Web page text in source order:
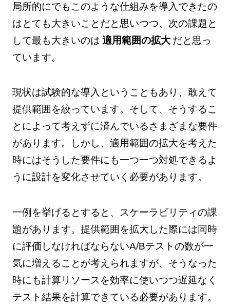
局所的にでもこのような仕組みを導入できたの
はとても大きいことだと思いつつ、次の課題と
して最も大きいのは 適用範囲の拡大 だと思っ
ています。
現状は試験的な導入ということもあり、敢えて
提供範囲を絞っています。そして、そうするこ
とによって考えずに済んでいるさまざまな要件
があります。しかし、適用範囲の拡大を考えた
時にはそうした要件にも一つ一つ対処できるよ
うに設計を変化させていく必要があります。
一例を挙げるとすると、スケーラビリティの課
題があります。提供範囲を拡大した際には同時
に評価しなければならないA/Bテストの数が一
気に増えることが考えられますが、そうなった
時にも計算リソースを効率に使いつつ遅延なく
テスト結果を計算できている必要があります。